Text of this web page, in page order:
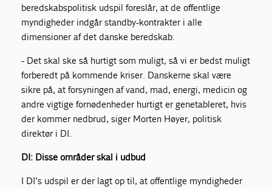
beredskabspolitisk udspil foreslår, at de offentlige
myndigheder indgår standby-kontrakter i alle
dimensioner af det danske beredskab.
- Det skal ske så hurtigt som muligt, så vi er bedst muligt
forberedt på kommende kriser. Danskerne skal være
sikre på, at forsyningen af vand, mad, energi, medicin og
andre vigtige fornødenheder hurtigt er genetableret, hvis
der kommer nedbrud, siger Morten Høyer, politisk
direktør i DI.
DI: Disse områder skal i udbud
I DI’s udspil er der lagt op til, at offentlige myndigheder